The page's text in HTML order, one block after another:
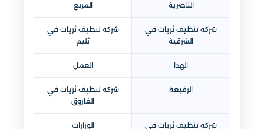
الناصرية المربع
شركة تنظيف ثريات في
الشرقية
شركة تنظيف ثريات في
ثليم
الهدا العمل
الرفيعة
شركة تنظيف ثريات في
الفاروق
شركة تنظيف ثريات في
الوزارات